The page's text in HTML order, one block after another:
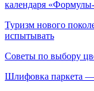
календаря
Туризм нового
испытывать
Советы по выбору
Шлифовка паркета —